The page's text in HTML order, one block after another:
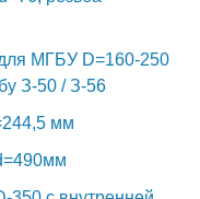
МГБУ D=160-250
З-50 / З-56
мм